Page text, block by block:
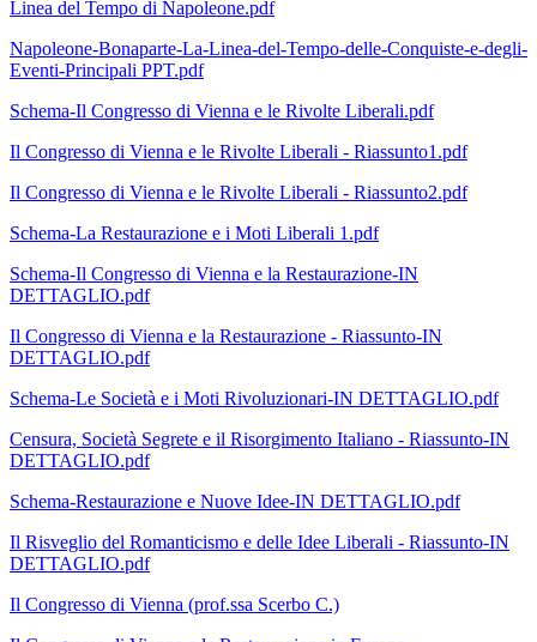
Linea del Tempo di Napoleone.pdf
Napoleone-Bonaparte-La-Linea-del-Tempo-delle-Conquiste-e-degli-
Eventi-Principali PPT.pdf
Schema-Il Congresso di Vienna e le Rivolte Liberali.pdf
Il Congresso di Vienna e le Rivolte Liberali - Riassunto1.pdf
Il Congresso di Vienna e le Rivolte Liberali - Riassunto2.pdf
Schema-La Restaurazione e i Moti Liberali 1.pdf
Schema-Il Congresso di Vienna e la Restaurazione-IN
DETTAGLIO.pdf
Il Congresso di Vienna e la Restaurazione - Riassunto-IN
DETTAGLIO.pdf
Schema-Le Società e i Moti Rivoluzionari-IN DETTAGLIO.pdf
Censura, Società Segrete e il Risorgimento Italiano - Riassunto-IN
DETTAGLIO.pdf
Schema-Restaurazione e Nuove Idee-IN DETTAGLIO.pdf
Il Risveglio del Romanticismo e delle Idee Liberali - Riassunto-IN
DETTAGLIO.pdf
Il Congresso di Vienna (prof.ssa Scerbo C.)